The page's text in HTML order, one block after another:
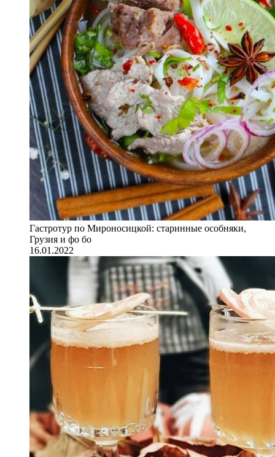
Гастротур по Мироносицкой: старинные особняки,
Грузия и фо бо
16.01.2022